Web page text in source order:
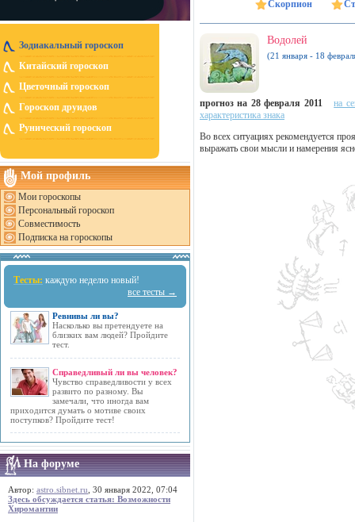
Зодиакальный гороскоп
Китайский гороскоп
Цветочный гороскоп
Гороскоп друидов
Рунический гороскоп
Мой профиль
Мои гороскопы
Персональный гороскоп
Совместимость
Подписка на гороскопы
Тесты: каждую неделю новый!
все тесты →
Ревнивы ли вы?
Насколько вы претендуете на
близких вам людей? Пройдите
тест.
Справедливый ли вы человек?
Чувство справедливости у всех
развито по разному. Вы
замечали, что иногда вам
приходится думать о мотиве своих
поступков? Пройдите тест!
На форуме
Автор: astro.sibnet.ru , 30 января 2022, 07:04
Здесь обсуждается статья: Возможности
Хиромантии
Скорпион
Водолей
(21 января - 18
прогноз на 28 февраля 2011
на
характеристика знака
Во всех ситуациях рекомендуется
выражать свои мысли и намерения